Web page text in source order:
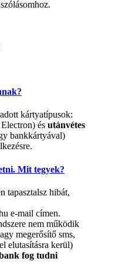
kártyatípusok:
és utánvétes
bankkártyával)
Mit tegyek?
tapasztalsz hibát,
e-mail címen.
nem működik
megerősítő sms,
elutasításra kerül)
fog tudni